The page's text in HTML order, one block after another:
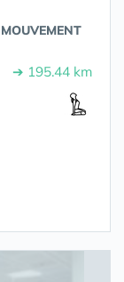
➔ 195.44 km